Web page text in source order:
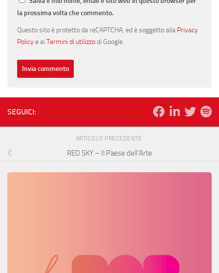
la prossima volta che commento.
Questo sito è protetto da reCAPTCHA, ed è soggetto alla Privacy
Policye ai Termini di utilizzodi Google.
SEGUICI:
ARTICOLO PRECEDENTE
RED SKY – Il Paese dell’Arte